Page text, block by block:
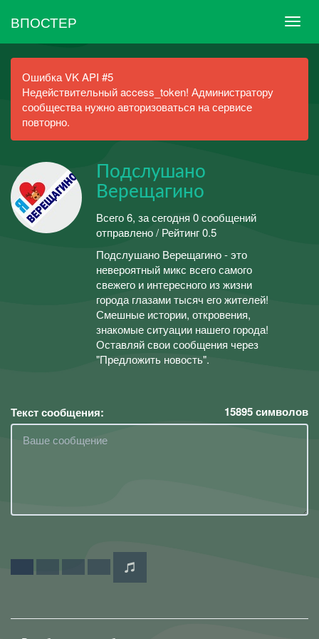
ВПОСТЕР
Ошибка VK API #5
Недействительный access_token! Администратору
сообщества нужно авторизоваться на сервисе
повторно.
Подслушано
Верещагино
Всего 6, за сегодня 0 сообщений
отправлено / Рейтинг 0.5
Подслушано Верещагино - это
невероятный микс всего самого
свежего и интересного из жизни
города глазами тысяч его жителей!
Смешные истории, откровения,
знакомые ситуации нашего города!
Оставляй свои сообщения через
"Предложить новость".
Текст сообщения: 15895символов